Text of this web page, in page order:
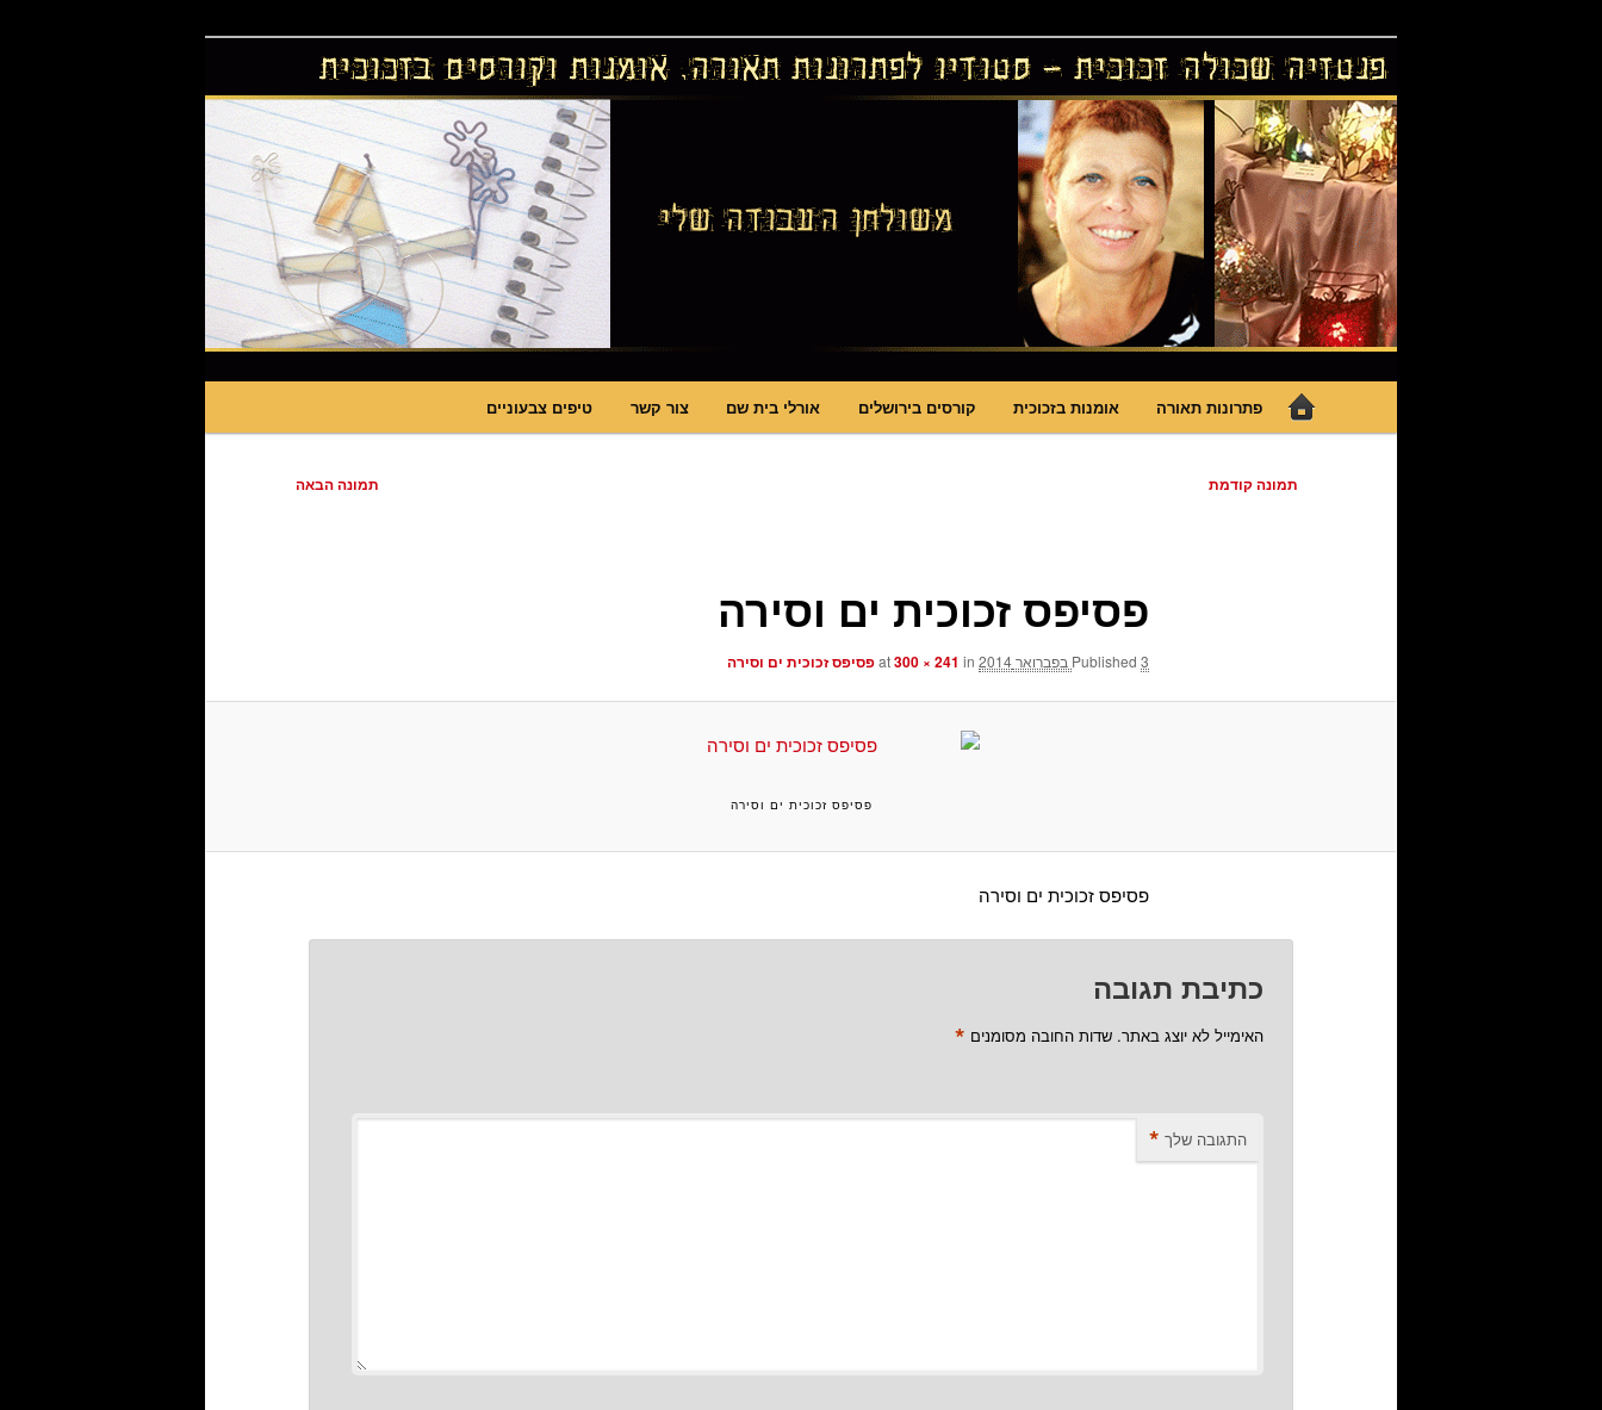
פנטזיה – פתרונות תאורה וסטודיו לויטראז
גופי תאורה אומנותיים בעבודת יד, ויטראזים לחלונות ולמחיצות דקורטיביות, קורסים בויטראז ובפסיפס
פתרונות תאורה אומנות בזכוכית קורסים בירושלים אורלי בית שם צור קשר טיפים צבעוניים
ניווט
תמונה קודמת תמונה הבאה
פסיפס זכוכית ים וסירה
Published3 בפברואר 2014 at
300 × 241 in פסיפס זכוכית ים וסירה
פסיפס זכוכית ים וסירה
פסיפס זכוכית ים וסירה
כתיבת תגובה
האימייל לא יוצג באתר. שדות החובה מסומנים *
התגובה שלך *